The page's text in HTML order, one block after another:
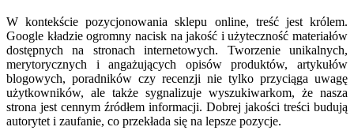
W kontekście pozycjonowania sklepu online, treść jest królem.
Google kładzie ogromny nacisk na jakość i użyteczność materiałów
dostępnych na stronach internetowych. Tworzenie unikalnych,
merytorycznych i angażujących opisów produktów, artykułów
blogowych, poradników czy recenzji nie tylko przyciąga uwagę
użytkowników, ale także sygnalizuje wyszukiwarkom, że nasza
strona jest cennym źródłem informacji. Dobrej jakości treści budują
autorytet i zaufanie, co przekłada się na lepsze pozycje.